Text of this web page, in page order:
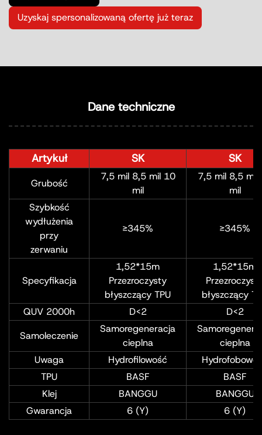
Uzyskaj spersonalizowaną ofertę już teraz
Dane techniczne
Artykuł SK SK
Grubość
7,5 mil 8,5 mil 10
mil
7,5 mil 8,5 mil
mil
Szybkość
wydłużenia
przy
zerwaniu
≥345% ≥345%
Specyfikacja
1,52*15m
Przezroczysty
błyszczący TPU
1,52*15m
błyszczący
QUV 2000h
D<2
D<2
Samoleczenie
Samoregeneracja
cieplna
cieplna
Uwaga
Hydrofilowość
TPU
BASF
BASF
Klej
BANGGU
BANGGU
Gwarancja
6 (Y) 6 (Y)